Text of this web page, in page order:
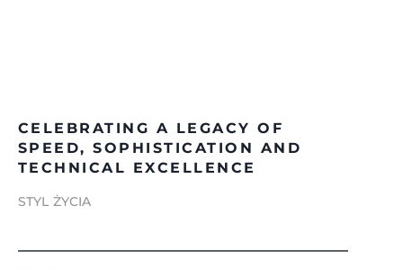
CELEBRATING A LEGACY OF
SPEED, SOPHISTICATION AND
TECHNICAL EXCELLENCE
STYL ŻYCIA